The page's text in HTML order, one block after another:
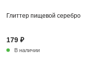
Глиттер пищевой серебро
179 ₽
В наличии